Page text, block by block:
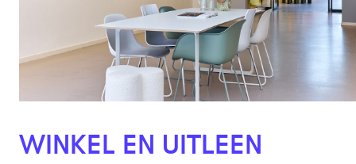
WINKEL EN UITLEEN